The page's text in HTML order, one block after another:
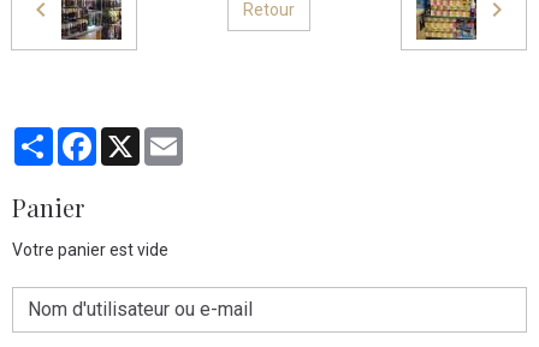
Retour
PartagerFacebook
X
Panier
Votre panier est vide